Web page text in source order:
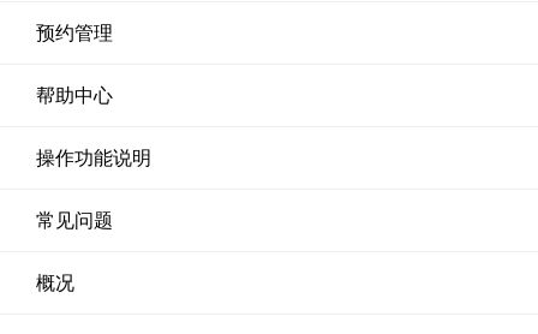
预约管理
帮助中心
操作功能说明
常见问题
概况